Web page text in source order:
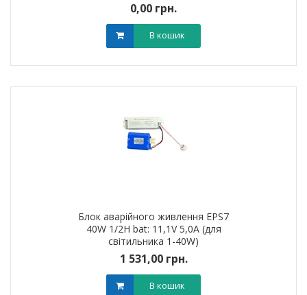
0,00 грн.
В кошик
Блок аварійного живлення EPS7
40W 1/2H bat: 11,1V 5,0A (для
світильника 1-40W)
1 531,00 грн.
В кошик